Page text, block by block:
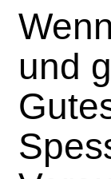
und